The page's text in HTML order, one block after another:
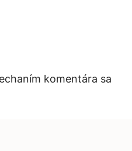
komentára sa